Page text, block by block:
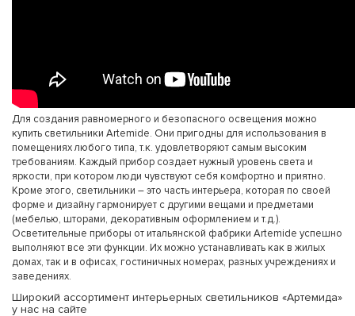
Для создания равномерного и безопасного освещения можно
купить светильники Artemide. Они пригодны для использования в
помещениях любого типа, т.к. удовлетворяют самым высоким
требованиям. Каждый прибор создает нужный уровень света и
яркости, при котором люди чувствуют себя комфортно и приятно.
Кроме этого, светильники – это часть интерьера, которая по своей
форме и дизайну гармонирует с другими вещами и предметами
(мебелью, шторами, декоративным оформлением и т.д.).
Осветительные приборы от итальянской фабрики Artemide успешно
выполняют все эти функции. Их можно устанавливать как в жилых
домах, так и в офисах, гостиничных номерах, разных учреждениях и
заведениях.
Широкий ассортимент интерьерных светильников «Артемида»
у нас на сайте